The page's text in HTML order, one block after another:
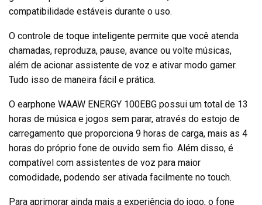
compatibilidade estáveis durante o uso.
O controle de toque inteligente permite que você atenda
chamadas, reproduza, pause, avance ou volte músicas,
além de acionar assistente de voz e ativar modo gamer.
Tudo isso de maneira fácil e prática.
O earphone WAAW ENERGY 100EBG possui um total de 13
horas de música e jogos sem parar, através do estojo de
carregamento que proporciona 9 horas de carga, mais as 4
horas do próprio fone de ouvido sem fio. Além disso, é
compatível com assistentes de voz para maior
comodidade, podendo ser ativada facilmente no touch.
Para aprimorar ainda mais a experiência do jogo, o fone